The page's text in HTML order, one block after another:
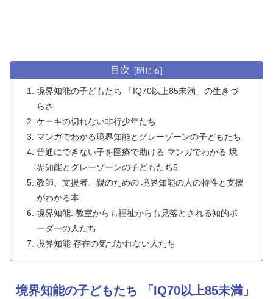
目次
境界知能の子どもたち 「IQ70以上85未満」の生きづ
らさ
ケーキの切れない非行少年たち
マンガでわかる境界知能とグレーゾーンの子どもたち
普通にできない子を医療で助ける マンガでわかる 境
界知能とグレーゾーンの子どもたち5
教師、支援者、親のための 境界知能の人の特性と支援
がわかる本
境界知能: 教室からも福祉からも見落とされる知的ボ
ーダーの人たち
境界知能 存在の気づかれない人たち
境界知能の子どもたち 「IQ70以上85未満」